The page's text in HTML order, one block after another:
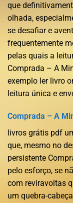
que
olhada,
se desafiar e
frequentemente
pelas quais a
Comprada – A
exemplo ler livro
leitura única e
Comprada – A
livros grátis pdf
que, mesmo no
persistente
pelo esforço, se
com reviravoltas
um quebra-